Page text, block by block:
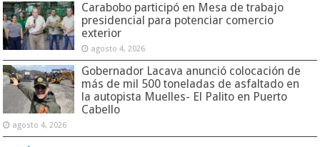
Carabobo participó en Mesa de trabajo
presidencial para potenciar comercio
exterior
agosto 4, 2026
Gobernador Lacava anunció colocación de
más de mil 500 toneladas de asfaltado en
la autopista Muelles- El Palito en Puerto
Cabello
agosto 4, 2026